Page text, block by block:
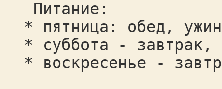
Питание:
* пятница: обед,
* суббота - завтрак,
* воскресенье -